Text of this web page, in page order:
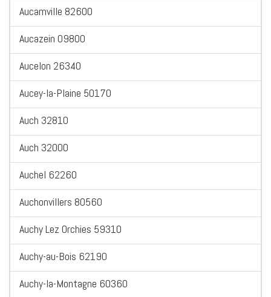
Aucamville 82600
Aucazein 09800
Aucelon 26340
Aucey-la-Plaine 50170
Auch 32810
Auch 32000
Auchel 62260
Auchonvillers 80560
Auchy Lez Orchies 59310
Auchy-au-Bois 62190
Auchy-la-Montagne 60360